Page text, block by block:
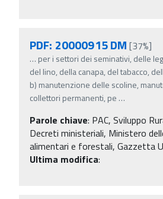
PDF: 20000915 DM [37%]
… per i settori dei seminativi, delle
del lino, della canapa, del tabacco,
b) manutenzione delle scoline,
collettori permanenti, pe …
Parole chiave: PAC, Sviluppo
Decreti ministeriali, Ministero
alimentari e forestali, Gazzetta
Ultima modifica: